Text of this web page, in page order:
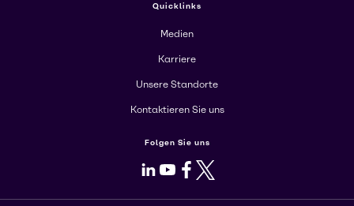
Quicklinks
Medien
Karriere
Unsere Standorte
Kontaktieren Sie uns
Folgen Sie uns
LinkedIn
Youtube
Facebook
X